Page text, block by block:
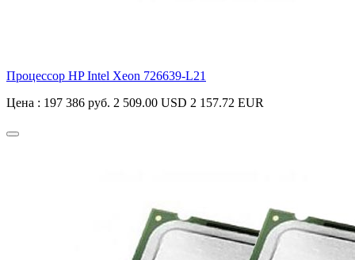
Процессор HP Intel Xeon 726639-L21
Цена : 197 386 руб. 2 509.00 USD 2 157.72 EUR